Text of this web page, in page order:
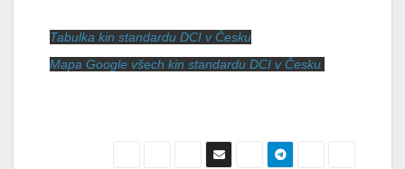
Tabulka kin standardu DCI v Česku
Mapa Google všech kin standardu DCI v Česku